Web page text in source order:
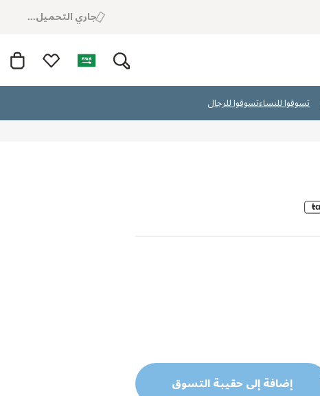
جاري التحميل...
تسوقوا للنساءتسوقوا للرجال
إضافة إلى حقيبة التسوق